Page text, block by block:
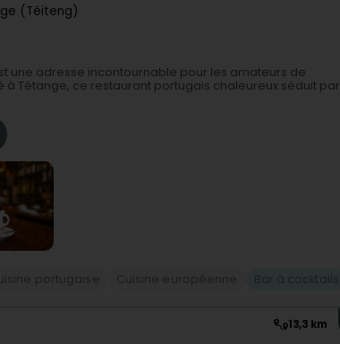
(Téiteng)
une adresse incontournable pour les amateurs de
Tétange, ce restaurant portugais chaleureux séduit par
13,3 km